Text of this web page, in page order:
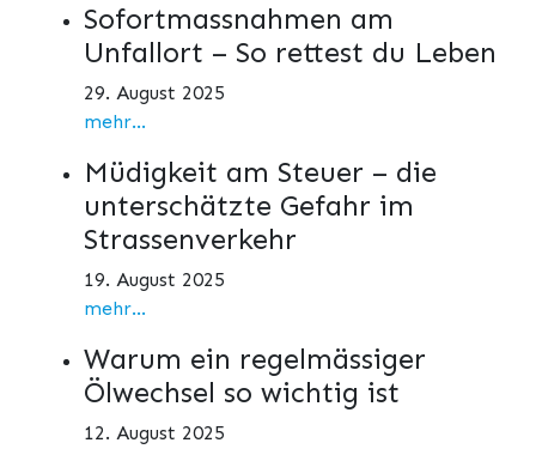
Sofortmassnahmen am
Unfallort – So rettest du Leben
29. August 2025
mehr...
Müdigkeit am Steuer – die
unterschätzte Gefahr im
Strassenverkehr
19. August 2025
mehr...
Warum ein regelmässiger
Ölwechsel so wichtig ist
12. August 2025